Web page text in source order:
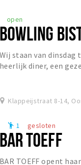
open
BOWLING
Wij staan van dinsdag
heerlijk diner, een
Klappeijstraat 8-14,
emoji_people 1 gesloten
BAR TOEFF
BAR TOEFF opent